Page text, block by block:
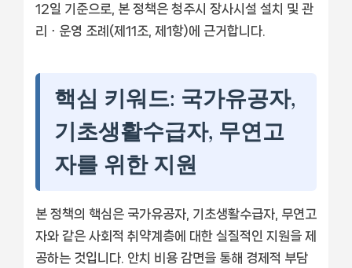
12일 기준으로, 본 정책은 청주시 장사시설 설치 및 관
리ㆍ운영 조례(제11조, 제1항)에 근거합니다.
핵심 키워드: 국가유공자,
기초생활수급자, 무연고
자를 위한 지원
본 정책의 핵심은 국가유공자, 기초생활수급자, 무연고
자와 같은 사회적 취약계층에 대한 실질적인 지원을 제
공하는 것입니다. 안치 비용 감면을 통해 경제적 부담